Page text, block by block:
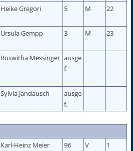
Heike Gregori 5 M 22
Ursula Gempp 3 M 23
Roswitha Messinger ausge
f.
Sylvia Jandausch
ausge
f.
Karl-Heinz Meier 96 V
1